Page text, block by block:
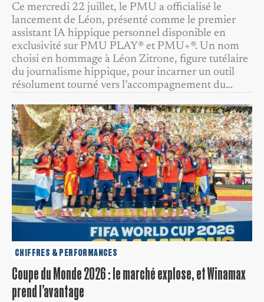
Ce mercredi 22 juillet, le PMU a officialisé le
lancement de Léon, présenté comme le premier
assistant IA hippique personnel disponible en
exclusivité sur PMU PLAY® et PMU+®. Un nom
choisi en hommage à Léon Zitrone, figure tutélaire
du journalisme hippique, pour incarner un outil
résolument tourné vers l’accompagnement du…
CHIFFRES & PERFORMANCES
Coupe du Monde 2026 : le marché explose, et Winamax
prend l’avantage